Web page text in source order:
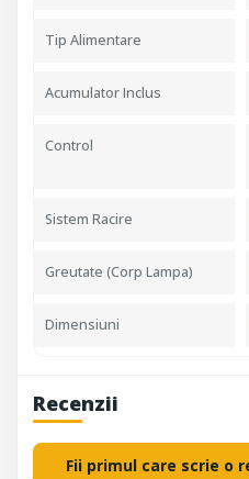
Tip Alimentare
Acumulator Inclus
Control
Sistem Racire
Greutate (Corp Lampa)
Dimensiuni
Recenzii
Fii primul care scrie o